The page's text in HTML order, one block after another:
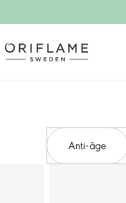
Anti-âge